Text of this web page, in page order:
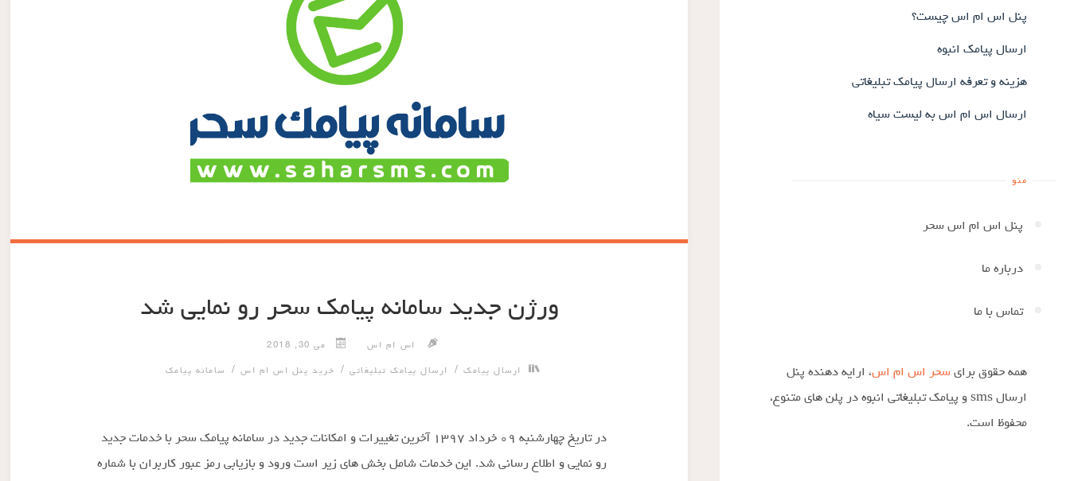
پنل اس ام اس چیست؟
ارسال پیامک انبوه
هزینه و تعرفه ارسال پیامک تبلیغاتی
ارسال اس ام اس به لیست سیاه
منو
پنل اس ام اس سحر
درباره ما
تماس با ما
همه حقوق برای سحر اس ام اس، ارایه دهنده پنل
ارسال sms و پیامک تبلیغاتی انبوه در پلن های متنوع،
محفوظ است.
ورژن جدید سامانه پیامک سحر رو نمایی شد
اس ام اس می 30, 2018
ارسال پیامک/ ارسال پیامک تبلیغاتی/ خرید پنل اس ام اس/ سامانه پیامک
در تاریخ چهارشنبه ۰۹ خرداد ۱۳۹۷ آخرین تغییرات و امکانات جدید در سامانه پیامک سحر با خدمات جدید
رو نمایی و اطلاع رسانی شد. این خدمات شامل بخش های زیر است ورود و بازیابی رمز عبور کاربران با شماره